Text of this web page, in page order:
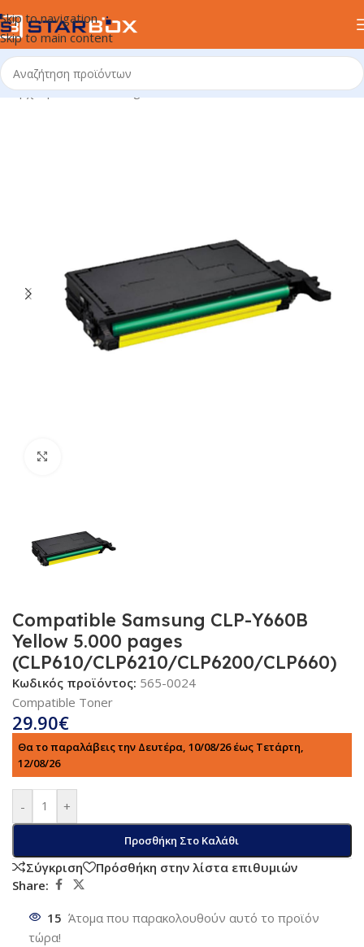
Skip to navigation
Skip to main content
Αρχική σελίδα/uncategorized
Compatible Samsung CLP-Y660B
Yellow 5.000 pages
(CLP610/CLP6210/CLP6200/CLP660)
Κωδικός προϊόντος: 565-0024
Compatible Toner
29.90€
Θα το παραλάβεις την Δευτέρα, 10/08/26 έως Τετάρτη,
12/08/26
- +
Προσθήκη Στο Καλάθι
Σύγκριση
Πρόσθήκη στην λίστα επιθυμιών
Share:
15 Άτομα που παρακολουθούν αυτό το προϊόν
τώρα!